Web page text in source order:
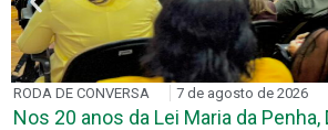
RODA DE CONVERSA 7 de agosto de 2026
Nos 20 anos da Lei Maria da